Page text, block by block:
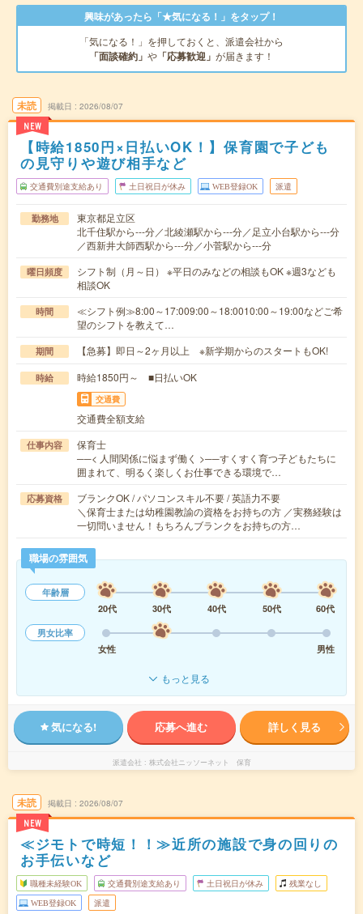
興味があったら「★気になる！」をタップ！
「気になる！」を押しておくと、派遣会社から
「面談確約」 や 「応募歓迎」 が届きます！
未読
NEW
掲載日 2026/08/07
【時給1850円×日払いOK！】保育園で子ども
の見守りや遊び相手など
交通費別途支給あり 土日祝日が休み WEB登録OK 派遣
勤務地
東京都足立区
北千住駅から---分／北綾瀬駅から---分／足立小台駅から---分
／西新井大師西駅から---分／小菅駅から---分
曜日頻度
シフト制（月～日） ※平日のみなどの相談もOK ※週3なども
相談OK
時間
≪シフト例≫8:00～17:009:00～18:0010:00～19:00などご希
望のシフトを教えて…
期間 【急募】即日～2ヶ月以上 ※新学期からのスタートもOK!
時給 時給1850円～ ■日払いOK
交通費
交通費全額支給
仕事内容
保育士
──< 人間関係に悩まず働く >──すくすく育つ子どもたちに
囲まれて、明るく楽しくお仕事できる環境で…
応募資格
ブランクOK / パソコンスキル不要 / 英語力不要
＼保育士または幼稚園教諭の資格をお持ちの方 ／実務経験は
一切問いません！もちろんブランクをお持ちの方…
職場の雰囲気
年齢層
20代
30代 40代 50代
60代
男女比率
女性
男性
もっと見る
気になる! 応募へ進む 詳しく見る
派遣会社 株式会社ニッソーネット 保育
未読
NEW
掲載日 2026/08/07
≪ジモトで時短！！≫近所の施設で身の回りの
お手伝いなど
職種未経験OK 交通費別途支給あり 土日祝日が休み 残業なし
WEB登録OK 派遣